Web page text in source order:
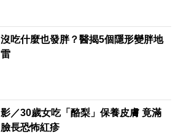
沒吃什麼也發胖？醫揭5個隱形變胖地
雷
影／30歲女吃「酪梨」保養皮膚 竟滿
臉長恐怖紅疹